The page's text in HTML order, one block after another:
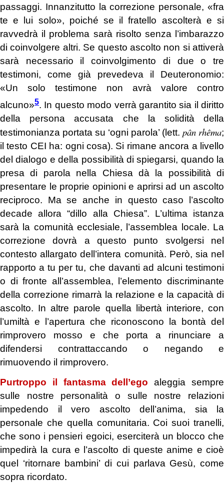
passaggi. Innanzitutto la correzione personale, «fra
te e lui solo», poiché se il fratello ascolterà e si
ravvedrà il problema sarà risolto senza l’imbarazzo
di coinvolgere altri. Se questo ascolto non si attiverà
sarà necessario il coinvolgimento di due o tre
testimoni, come già prevedeva il Deuteronomio:
«Un solo testimone non avrà valore contro
alcuno»5. In questo modo verrà garantito sia il diritto
della persona accusata che la solidità della
testimonianza portata su ‘ogni parola’ (lett. pân rhêma;
il testo CEI ha: ogni cosa). Si rimane ancora a livello
del dialogo e della possibilità di spiegarsi, quando la
presa di parola nella Chiesa dà la possibilità di
presentare le proprie opinioni e aprirsi ad un ascolto
reciproco. Ma se anche in questo caso l’ascolto
decade allora “dillo alla Chiesa”. L’ultima istanza
sarà la comunità ecclesiale, l’assemblea locale. La
correzione dovrà a questo punto svolgersi nel
contesto allargato dell’intera comunità. Però, sia nel
rapporto a tu per tu, che davanti ad alcuni testimoni
o di fronte all’assemblea, l’elemento discriminante
della correzione rimarrà la relazione e la capacità di
ascolto. In altre parole quella libertà interiore, con
l’umiltà e l’apertura che riconoscono la bontà del
rimprovero mosso e che porta a rinunciare a
difendersi contrattaccando o negando e
rimuovendo il rimprovero.
Purtroppo il fantasma dell’ego aleggia sempre
sulle nostre personalità o sulle nostre relazioni
impedendo il vero ascolto dell’anima, sia la
personale che quella comunitaria. Coi suoi tranelli,
che sono i pensieri egoici, eserciterà un blocco che
impedirà la cura e l’ascolto di queste anime e cioè
quel ‘ritornare bambini’ di cui parlava Gesù, come
sopra ricordato.